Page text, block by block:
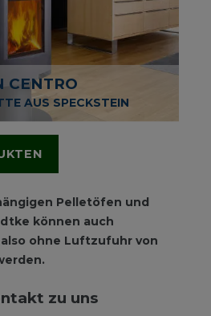
CENTRO
AUS SPECKSTEIN
Pelletöfen und
können auch
ohne Luftzufuhr von
zu uns